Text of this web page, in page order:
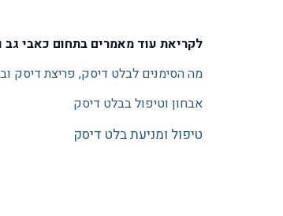
לקריאת עוד מאמרים בתחום כאבי גב
מה הסימנים לבלט דיסק, פריצת דיסק
אבחון וטיפול בבלט דיסק
טיפול ומניעת בלט דיסק